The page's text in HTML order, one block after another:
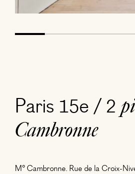
Paris 15e / 2
Cambronne
M° Cambronne. Rue de la Croix-